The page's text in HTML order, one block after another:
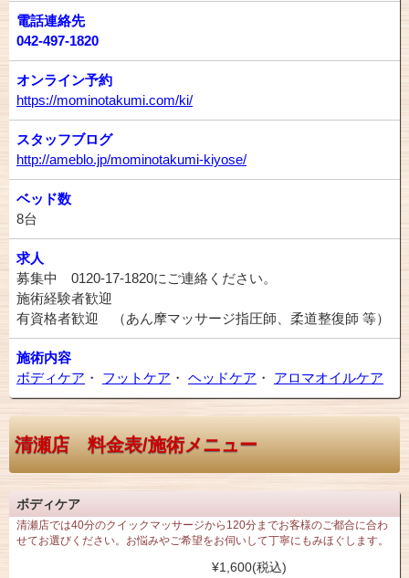
電話連絡先
042-497-1820
オンライン予約
https://mominotakumi.com/ki/
スタッフブログ
http://ameblo.jp/mominotakumi-kiyose/
ベッド数
8台
求人
募集中 0120-17-1820にご連絡ください。
施術経験者歓迎
有資格者歓迎 （あん摩マッサージ指圧師、柔道整復師 等）
施術内容
ボディケア ・ フットケア ・ ヘッドケア ・ アロマオイルケア
清瀬店 料金表/施術メニュー
ボディケア
清瀬店では40分のクイックマッサージから120分までお客様のご都合に合わ
せてお選びください。お悩みやご希望をお伺いして丁寧にもみほぐします。
¥1,600(税込)